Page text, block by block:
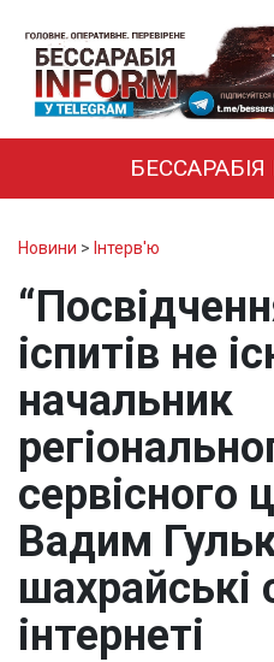
БЕССАРАБІЯ
Новини > Інтерв'ю
іспитів не
начальник
сервісного
Вадим
шахрайські
інтернеті